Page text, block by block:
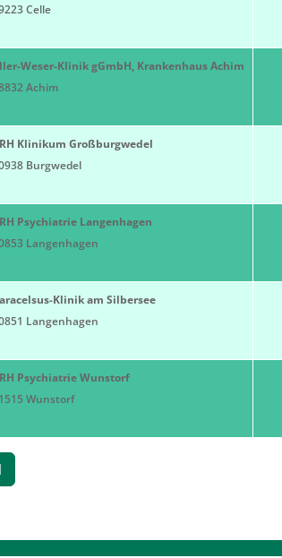
Celle
Weser-Klinik gGmbH, Krankenhaus Achim
Achim
Klinikum Großburgwedel
Burgwedel
Psychiatrie Langenhagen
Langenhagen
Klinik am Silbersee
Langenhagen
Psychiatrie Wunstorf
Wunstorf